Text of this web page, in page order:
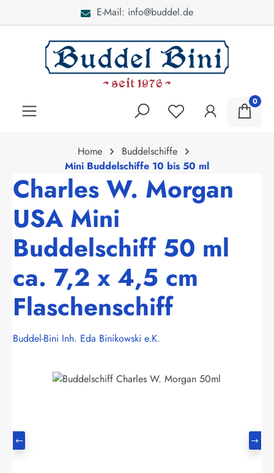
E-Mail: info@buddel.de
0
Home
Buddelschiffe
Mini Buddelschiffe 10 bis 50 ml
Charles W. Morgan
USA Mini
Buddelschiff 50 ml
ca. 7,2 x 4,5 cm
Flaschenschiff
Buddel-Bini Inh. Eda Binikowski e.K.
Bildergalerie überspringen